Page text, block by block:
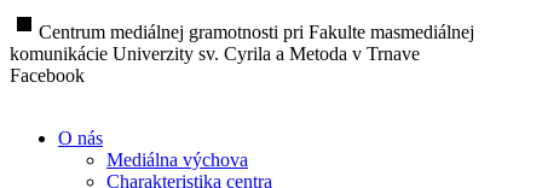
stop Centrum mediálnej gramotnosti pri Fakulte masmediálnej
komunikácie Univerzity sv. Cyrila a Metoda v Trnave
Facebook
O nás
Mediálna výchova
Charakteristika centra